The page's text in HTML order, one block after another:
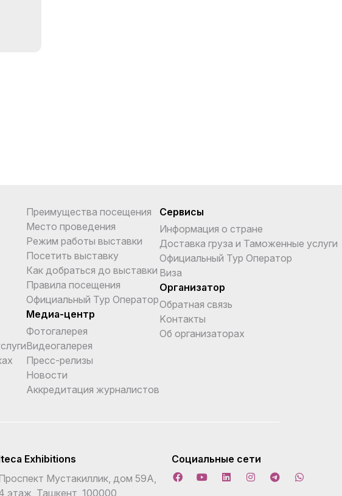
Преимущества посещения
Место проведения
Режим работы выставки
Посетить выставку
Как добраться до выставки
Правила посещения
Официальный Тур Оператор
Медиа-центр
Фотогалерея
Видеогалерея
Пресс-релизы
Новости
Аккредитация журналистов
Сервисы
Информация о стране
Доставка груза и Таможенные услуги
Официальный Тур Оператор
Виза
Организатор
Обратная связь
Kонтакты
Об организаторах
Exhibitions
Мустакиллик, дом 59А,
этаж, Ташкент, 100000,
Социальные сети